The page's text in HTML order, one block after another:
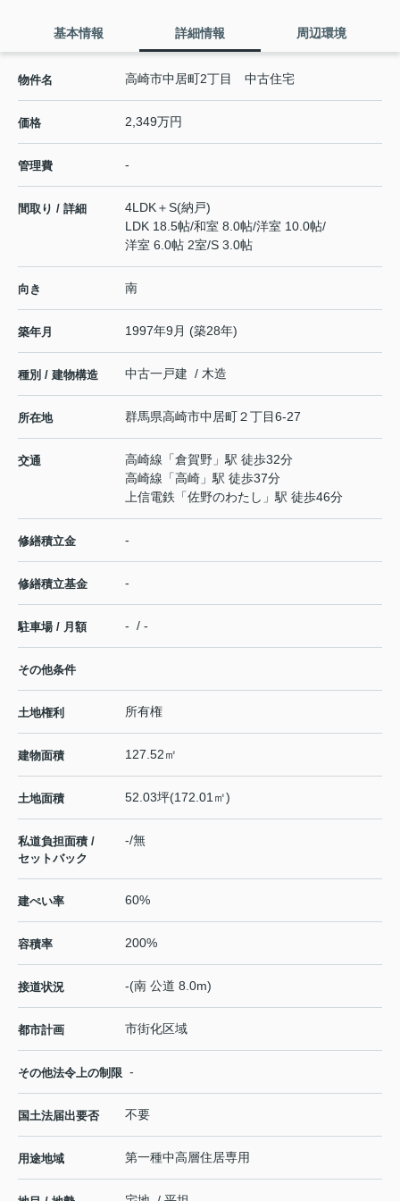
基本情報 詳細情報 周辺環境
物件名 高崎市中居町2丁目 中古住宅
価格 2,349万円
管理費 -
間取り / 詳細
4LDK＋S(納戸)
LDK 18.5帖/和室 8.0帖/洋室 10.0帖/
洋室 6.0帖 2室/S 3.0帖
向き 南
築年月 1997年9月 (築28年)
種別 / 建物構造 中古一戸建 / 木造
所在地 群馬県高崎市中居町２丁目6-27
交通 高崎線 「倉賀野 」駅 徒歩32分
高崎線 「高崎 」駅 徒歩37分
上信電鉄 「佐野のわたし 」駅 徒歩46分
修繕積立金 -
修繕積立基金 -
駐車場 / 月額 - / -
その他条件
土地権利 所有権
建物面積 127.52㎡
土地面積 52.03坪(172.01㎡)
私道負担面積 /
セットバック
-/無
建ぺい率 60%
容積率 200%
接道状況 -(南 公道 8.0m)
都市計画 市街化区域
その他法令上の制限 -
国土法届出要否 不要
用途地域 第一種中高層住居専用